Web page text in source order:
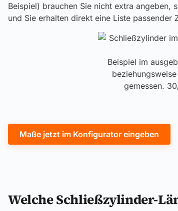
Beispiel) brauchen Sie nicht extra angeben,
und Sie erhalten direkt eine Liste passender
Beispiel im
gemessen.
Maße jetzt im Konfigurator eingeben
Welche Schließzylinder-